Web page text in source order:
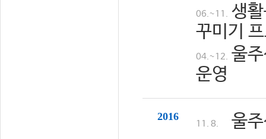
06.~11. 생
꾸미기
04.~12. 울
운영
2016
11. 8. 울